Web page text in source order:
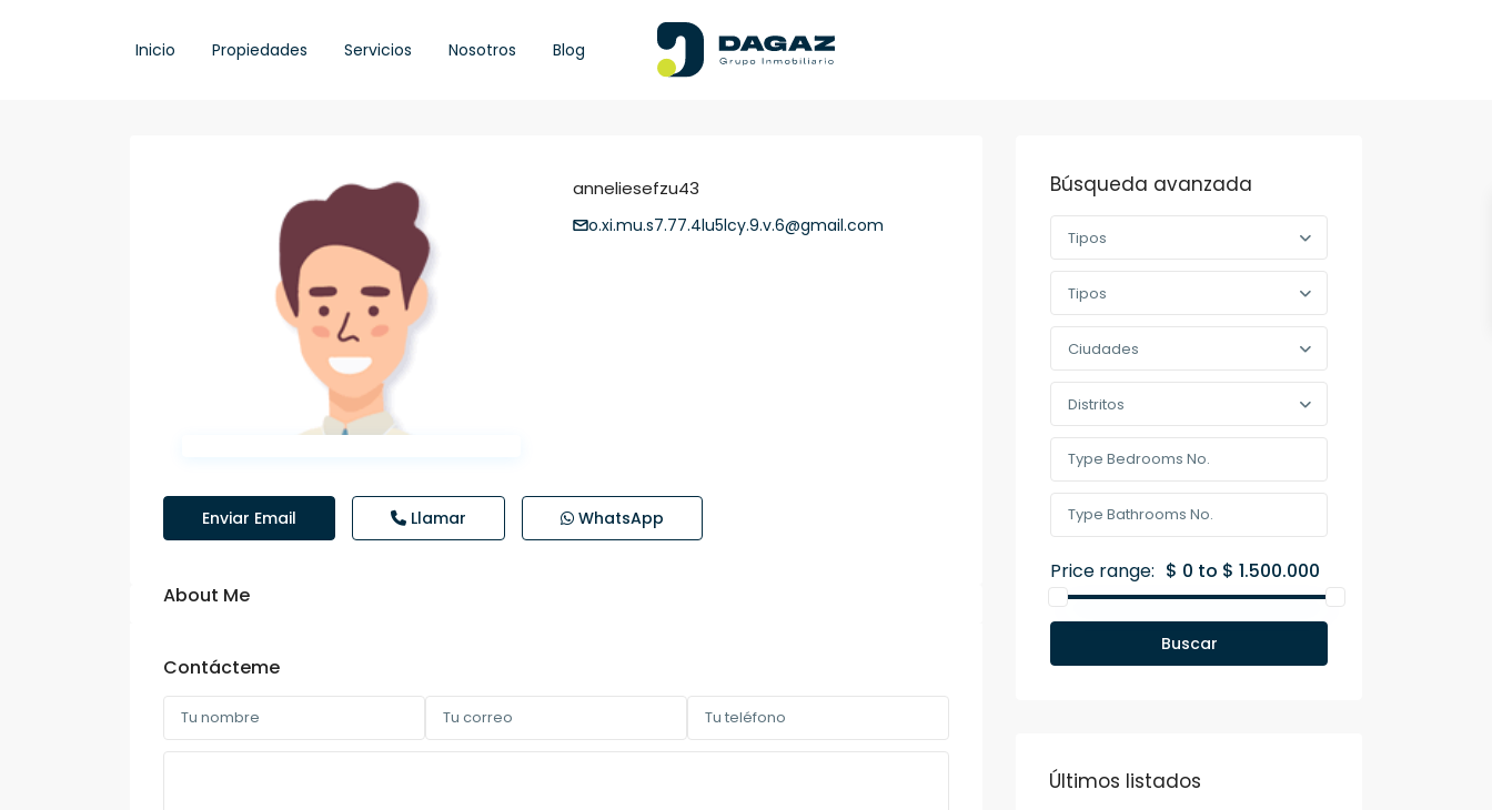
Inicio Propiedades Servicios Nosotros Blog
anneliesefzu43
o.xi.mu.s7.77.4lu5lcy.9.v.6@gmail.com
Enviar Email Llamar WhatsApp
About Me
Contácteme
Búsqueda avanzada
Tipos
Tipos
Ciudades
Distritos
Price range: $ 0 to $ 1.500.000
Buscar
Últimos listados